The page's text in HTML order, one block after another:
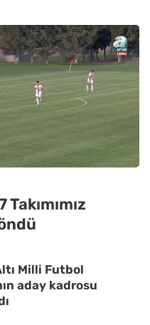
Milli Futbol
aday kadrosu